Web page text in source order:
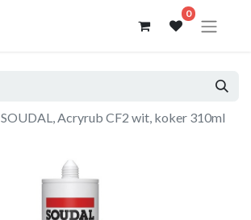
0
SOUDAL, Acryrub CF2 wit, koker 310ml